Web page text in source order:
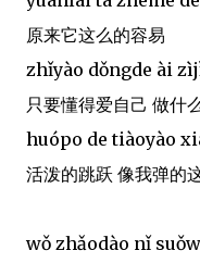
原来它这么的容易
zhǐyào dǒngde ài
只要懂得爱自己 做什
huópo de tiàoyào
活泼的跳跃 像我弹的
wǒ zhǎodào nǐ